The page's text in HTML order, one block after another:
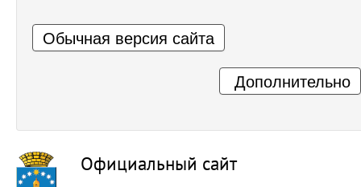
Обычная версия сайта
Дополнительно
Официальный сайт